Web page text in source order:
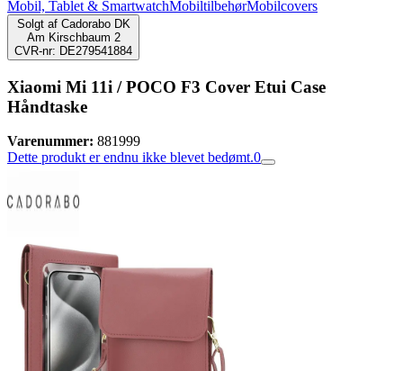
Mobil, Tablet & SmartwatchMobiltilbehørMobilcovers
Solgt af Cadorabo DK
Am Kirschbaum 2
CVR-nr: DE279541884
Xiaomi Mi 11i / POCO F3 Cover Etui Case
Håndtaske
Varenummer: 881999
Dette produkt er endnu ikke blevet bedømt.0